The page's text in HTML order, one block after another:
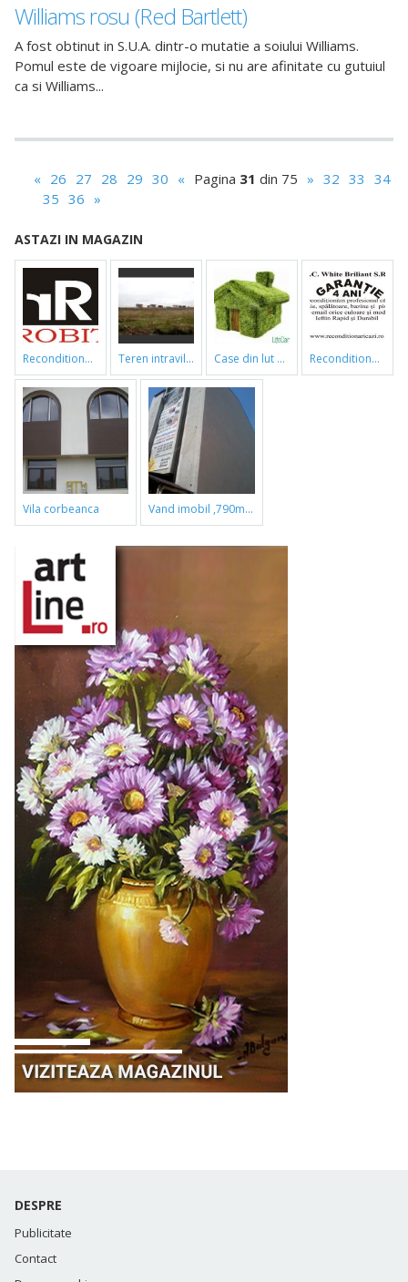
Williams rosu (Red Bartlett)
A fost obtinut in S.U.A. dintr-o mutatie a soiului Williams.
Pomul este de vigoare mijlocie, si nu are afinitate cu gutuiul
ca si Williams...
« 26 27 28 29 30 « Pagina 31 din 75 » 32 33 34
35 36 »
ASTAZI IN MAGAZIN
reconditionari cazi de baie teren intravilan case din lut si paie reconditionari cazi de baie
vila corbeanca vand imobil ,790m,piata gorjului,pret negociabil
DESPRE
Publicitate
Contact